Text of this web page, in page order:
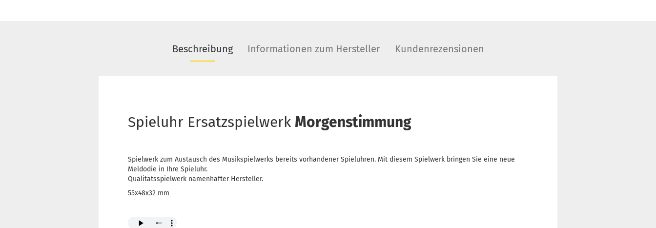
Beschreibung Informationen zum Hersteller Kundenrezensionen
Spieluhr Ersatzspielwerk Morgenstimmung
Spielwerk zum Austausch des Musikspielwerks bereits vorhandener Spieluhren. Mit diesem Spielwerk bringen Sie eine neue
Meldodie in Ihre Spieluhr.
Qualitätsspielwerk namenhafter Hersteller.
55x48x32 mm